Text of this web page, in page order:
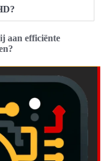
aan efficiënte